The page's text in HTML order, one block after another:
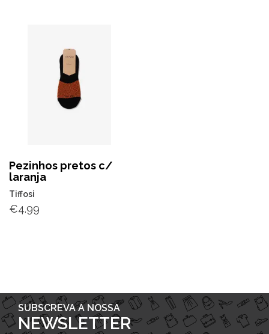
Pezinhos pretos c/
laranja
Tiffosi
€4.99
SUBSCREVA A NOSSA
NEWSLETTER